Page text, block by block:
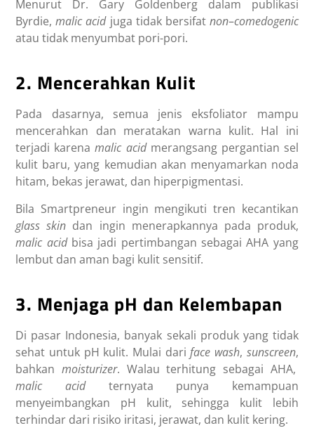
Menurut Dr. Gary Goldenberg dalam publikasi
Byrdie,malic acid juga tidak bersifat non–comedogenic
atau tidak menyumbat pori-pori.
2. Mencerahkan Kulit
Pada dasarnya, semua jenis eksfoliator mampu
mencerahkan dan meratakan warna kulit. Hal ini
terjadi karenamalic acid merangsang pergantian sel
kulit baru, yang kemudian akan menyamarkan noda
hitam, bekas jerawat, dan hiperpigmentasi.
Bila Smartpreneur ingin mengikuti tren kecantikan
glass skin dan ingin menerapkannya pada produk,
malic acidbisa jadi pertimbangan sebagai AHA yang
lembut dan aman bagi kulit sensitif.
3. Menjaga pH dan Kelembapan
Di pasar Indonesia, banyak sekali produk yang tidak
sehat untuk pH kulit. Mulai dariface wash, sunscreen,
bahkanmoisturizer. Walau terhitung sebagai AHA,
malic acidternyata punya kemampuan
menyeimbangkan pH kulit, sehingga kulit lebih
terhindar dari risiko iritasi, jerawat, dan kulit kering.